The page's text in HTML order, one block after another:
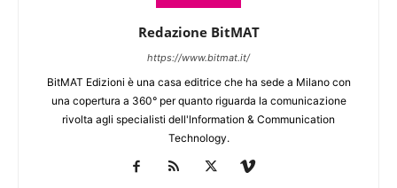
Redazione BitMAT
https://www.bitmat.it/
BitMAT Edizioni è una casa editrice che ha sede a Milano con
una copertura a 360° per quanto riguarda la comunicazione
rivolta agli specialisti dell'lnformation & Communication
Technology.